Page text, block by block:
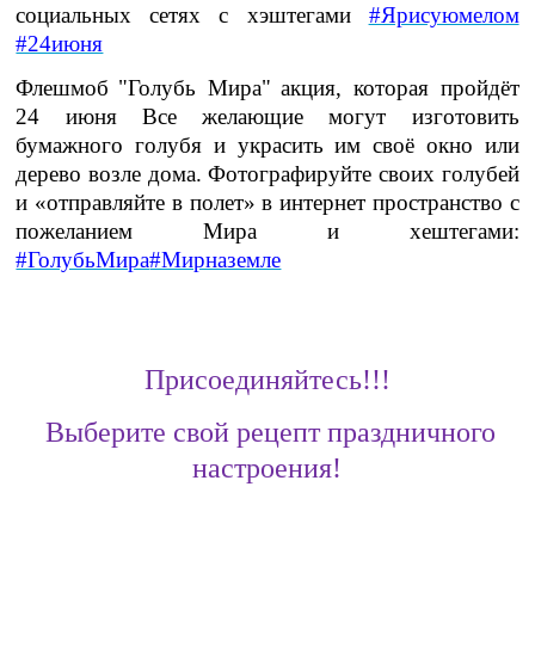
социальных сетях с хэштегами #Ярисуюмелом
#24июня
Флешмоб "Голубь Мира" акция, которая пройдёт
24 июня Все желающие могут изготовить
бумажного голубя и украсить им своё окно или
дерево возле дома. Фотографируйте своих голубей
и «отправляйте в полет» в интернет пространство с
пожеланием Мира и хештегами:
#ГолубьМира#Мирназемле
Присоединяйтесь!!!
Выберите свой рецепт праздничного
настроения!